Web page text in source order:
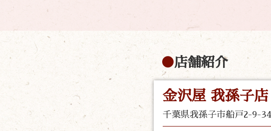
店舗紹介
金沢屋 我孫子店
千葉県我孫子市船戸2-9-34